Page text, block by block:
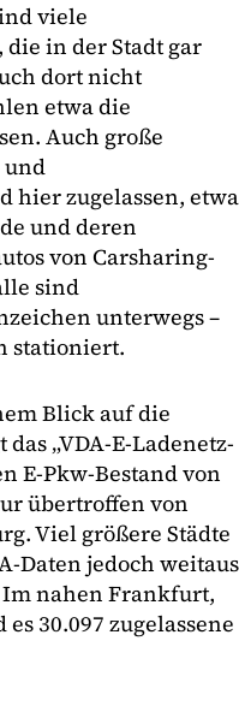
viele
in der Stadt gar
dort nicht
etwa die
Auch große
und
hier zugelassen, etwa
und deren
von Carsharing-
sind
unterwegs –
stationiert.
Blick auf die
„VDA-E-Ladenetz-
E-Pkw-Bestand von
übertroffen von
Viel größere Städte
Daten jedoch weitaus
nahen Frankfurt,
30.097 zugelassene